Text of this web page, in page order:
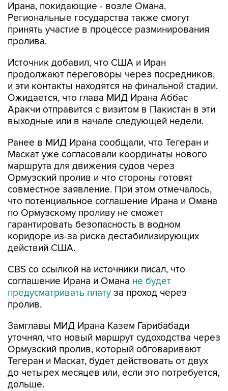
Ирана, покидающие - возле Омана.
Региональные государства также смогут
принять участие в процессе разминирования
пролива.
Источник добавил, что США и Иран
продолжают переговоры через посредников,
и эти контакты находятся на финальной стадии.
Ожидается, что глава МИД Ирана Аббас
Аракчи отправится с визитом в Пакистан в эти
выходные или в начале следующей недели.
Ранее в МИД Ирана сообщали, что Тегеран и
Маскат уже согласовали координаты нового
маршрута для движения судов через
Ормузский пролив и что стороны готовят
совместное заявление. При этом отмечалось,
что потенциальное соглашение Ирана и Омана
по Ормузскому проливу не сможет
гарантировать безопасность в водном
коридоре из-за риска дестабилизирующих
действий США.
CBS со ссылкой на источники писал, что
соглашение Ирана и Омана не будет
предусматривать плату за проход через
пролив.
Замглавы МИД Ирана Казем Гарибабади
уточнял, что новый маршрут судоходства через
Ормузский пролив, который обговаривают
Тегеран и Маскат, будет действовать от двух
до четырех месяцев или, если это потребуется,
дольше.